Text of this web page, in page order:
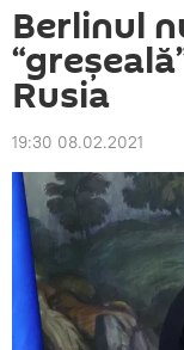
Berlinul
Rusia
19:30 08.02.2021